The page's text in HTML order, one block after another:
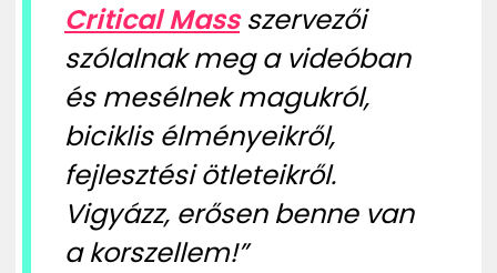
Critical Massszervezői
szólalnak meg a videóban
és mesélnek magukról,
biciklis élményeikről,
fejlesztési ötleteikről.
Vigyázz, erősen benne van
a korszellem!”